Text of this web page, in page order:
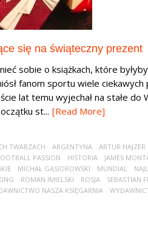
się na świąteczny prezent
sobie o książkach, które
fanom sportu wiele ciekawych
lat temu wyjechał na stałe
st... [Read More]
TWARZACH ARGENTYNA ARTUR HAJZER
PASSION HISTORIA JAMES
MICHAŁ GĄSIOROWSKI MUNDIAL
ROMAN IMIELSKI ROSJA SEBASTIAN
NASZA KSIĘGARNIA